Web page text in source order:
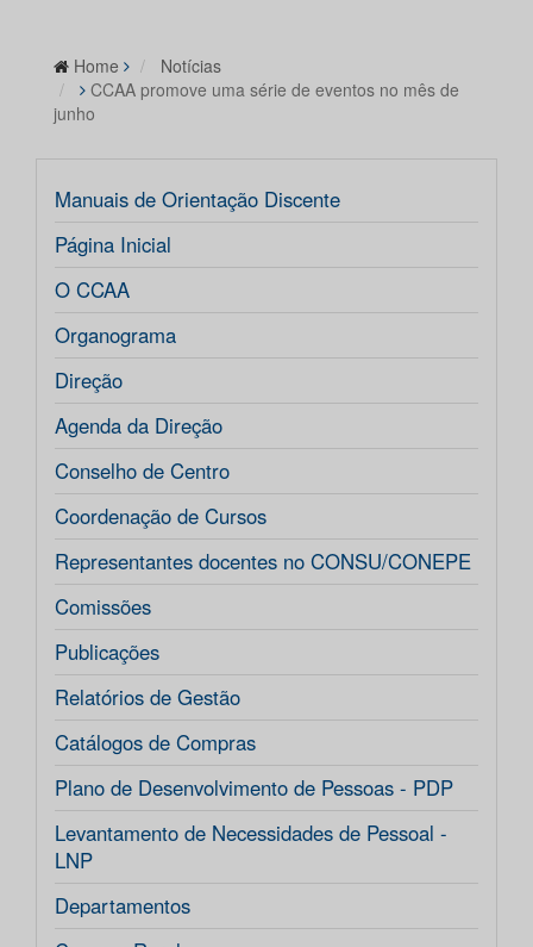
Home
Notícias
CCAA promove uma série de eventos no mês de
junho
Manuais de Orientação Discente
Página Inicial
O CCAA
Organograma
Direção
Agenda da Direção
Conselho de Centro
Coordenação de Cursos
Representantes docentes no CONSU/CONEPE
Comissões
Publicações
Relatórios de Gestão
Catálogos de Compras
Plano de Desenvolvimento de Pessoas - PDP
Levantamento de Necessidades de Pessoal -
LNP
Departamentos